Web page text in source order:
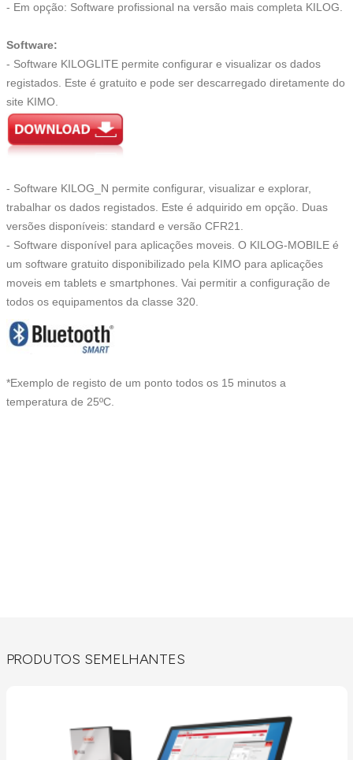
- Em opção: Software profissional na versão mais completa KILOG.
Software:
- Software KILOGLITE permite configurar e visualizar os dados
registados. Este é gratuito e pode ser descarregado diretamente do
site KIMO.
- Software KILOG_N permite configurar, visualizar e explorar,
trabalhar os dados registados. Este é adquirido em opção. Duas
versões disponíveis: standard e versão CFR21.
- Software disponível para aplicações moveis. O KILOG-MOBILE é
um software gratuito disponibilizado pela KIMO para aplicações
moveis em tablets e smartphones. Vai permitir a configuração de
todos os equipamentos da classe 320.
*Exemplo de registo de um ponto todos os 15 minutos a
temperatura de 25ºC.
PRODUTOS SEMELHANTES